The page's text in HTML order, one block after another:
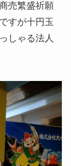
売繁盛祈願
すが十円玉
しゃる法人